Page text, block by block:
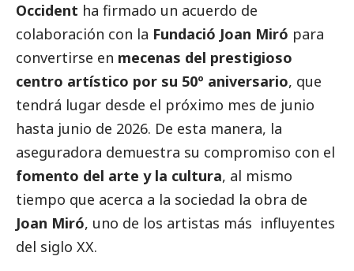
Occident ha firmado un acuerdo de
colaboración con la Fundació Joan Miró para
convertirse en mecenas del prestigioso
centro artístico por su 50º aniversario, que
tendrá lugar desde el próximo mes de junio
hasta junio de 2026. De esta manera, la
aseguradora demuestra su compromiso con el
fomento del arte y la cultura, al mismo
tiempo que acerca a la sociedad la obra de
Joan Miró, uno de los artistas más influyentes
del siglo XX.